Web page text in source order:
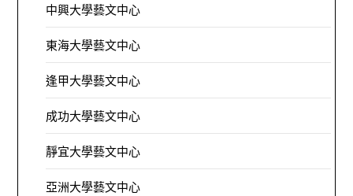
中興大學藝文中心
東海大學藝文中心
逢甲大學藝文中心
成功大學藝文中心
靜宜大學藝文中心
亞洲大學藝文中心